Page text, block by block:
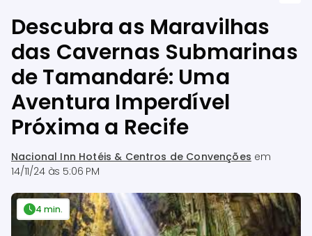
Descubra as Maravilhas
das Cavernas Submarinas
de Tamandaré: Uma
Aventura Imperdível
Próxima a Recife
Nacional Inn Hotéis & Centros de Convenções em
14/11/24 às 5:06 PM
4 min.